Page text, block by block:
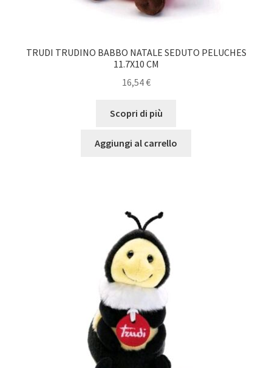
TRUDI TRUDINO BABBO NATALE SEDUTO PELUCHES
11.7X10 CM
16,54€
Scopri di più
Aggiungi al carrello